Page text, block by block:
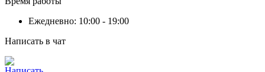
Ежедневно: 10:00 - 19:00
Написать в чат